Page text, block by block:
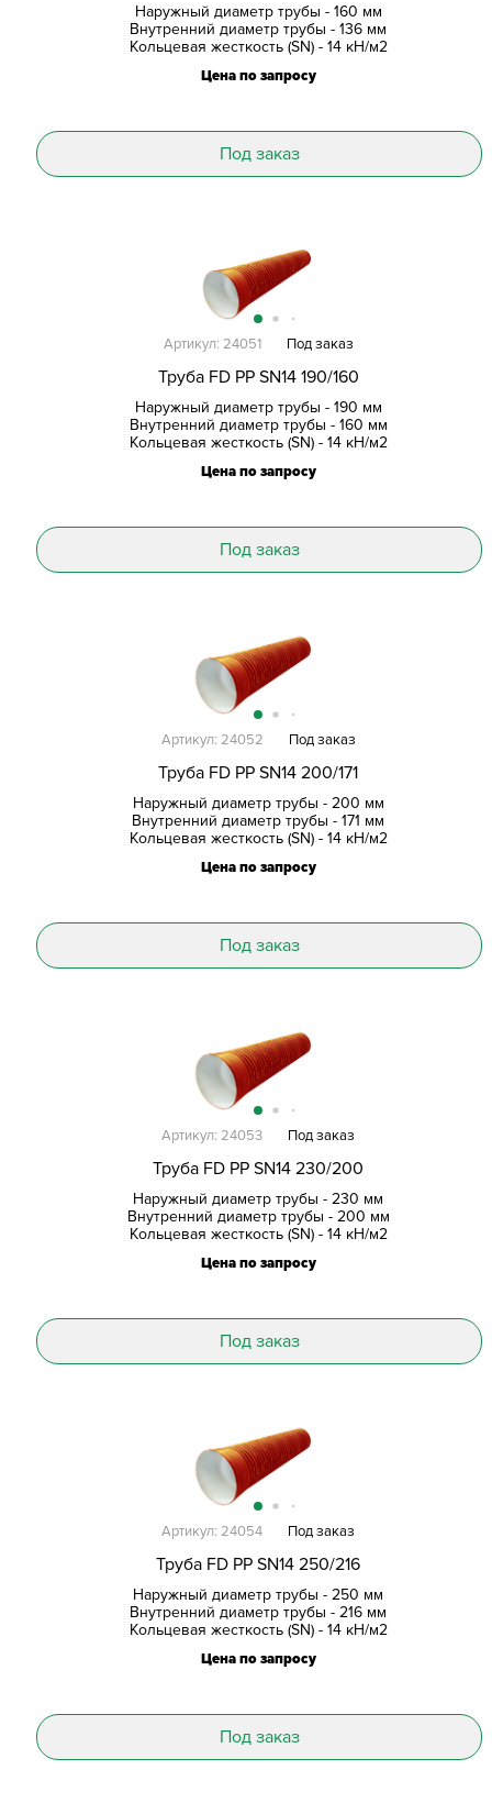
Наружный диаметр трубы - 160 мм
Внутренний диаметр трубы - 136 мм
Кольцевая жесткость (SN) - 14 кН/м2
Цена по запросу
Под заказ
Труба FD PP SN14 190/160
Наружный диаметр трубы - 190 мм
Внутренний диаметр трубы - 160 мм
Кольцевая жесткость (SN) - 14 кН/м2
Артикул: 24051 Под заказ
Цена по запросу
Под заказ
Труба FD PP SN14 200/171
Наружный диаметр трубы - 200 мм
Внутренний диаметр трубы - 171 мм
Кольцевая жесткость (SN) - 14 кН/м2
Артикул: 24052 Под заказ
Цена по запросу
Под заказ
Труба FD PP SN14 230/200
Наружный диаметр трубы - 230 мм
Внутренний диаметр трубы - 200 мм
Кольцевая жесткость (SN) - 14 кН/м2
Артикул: 24053 Под заказ
Цена по запросу
Под заказ
Труба FD PP SN14 250/216
Наружный диаметр трубы - 250 мм
Внутренний диаметр трубы - 216 мм
Кольцевая жесткость (SN) - 14 кН/м2
Артикул: 24054 Под заказ
Цена по запросу
Под заказ